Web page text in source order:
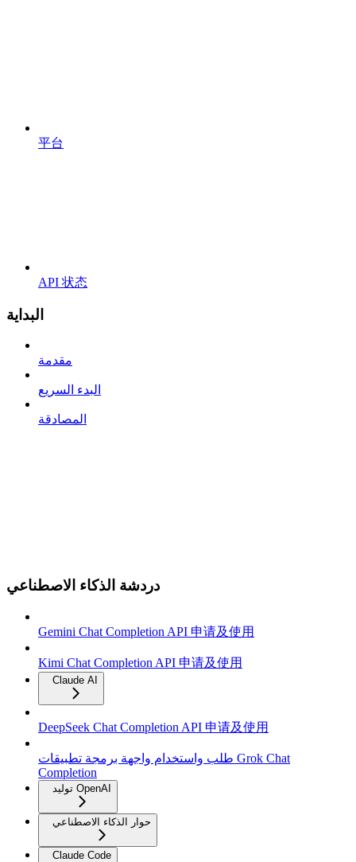
平台
API 状态
البداية
مقدمة
البدء السريع
المصادقة
دردشة الذكاء الاصطناعي
Gemini Chat Completion API 申请及使用
Kimi Chat Completion API 申请及使用
Claude AI
DeepSeek Chat Completion API 申请及使用
طلب واستخدام واجهة برمجة تطبيقات Grok Chat
Completion
توليد OpenAI
حوار الذكاء الاصطناعي
Claude Code